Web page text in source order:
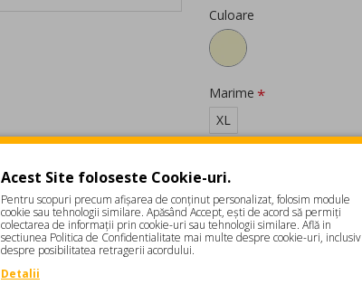
Culoare
Marime
XL
Acest Site foloseste Cookie-uri.
Pentru scopuri precum afișarea de conținut personalizat, folosim module
cookie sau tehnologii similare. Apăsând Accept, ești de acord să permiți
colectarea de informații prin cookie-uri sau tehnologii similare. Află in
sectiunea Politica de Confidentialitate mai multe despre cookie-uri, inclusiv
despre posibilitatea retragerii acordului.
Detalii